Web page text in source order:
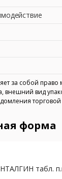
за собой
внешний вид
форма
табл.